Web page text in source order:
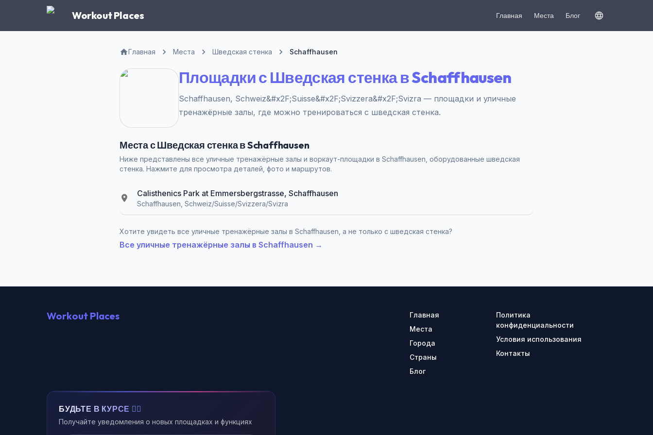
Workout Places Главная Места Блог
Главная Места Шведская стенка Schaffhausen
Площадки с Шведская стенка в Schaffhausen
Schaffhausen, Schweiz&#x2F;Suisse&#x2F;Svizzera&#x2F;Svizra — площадки и уличные
тренажёрные залы, где можно тренироваться с шведская стенка.
Места с Шведская стенка в Schaffhausen
Ниже представлены все уличные тренажёрные залы и воркаут-площадки в Schaffhausen, оборудованные шведская
стенка. Нажмите для просмотра деталей, фото и маршрутов.
Calisthenics Park at Emmersbergstrasse, Schaffhausen
Schaffhausen, Schweiz/Suisse/Svizzera/Svizra
Хотите увидеть все уличные тренажёрные залы в Schaffhausen, а не только с шведская стенка?
Все уличные тренажёрные залы в Schaffhausen →
Workout Places
Главная
Места
Города
Страны
Блог
Политика
конфиденциальности
Условия использования
Контакты
БУДЬТЕ В КУРСЕ 🏃‍♂️
Получайте уведомления о новых площадках и функциях